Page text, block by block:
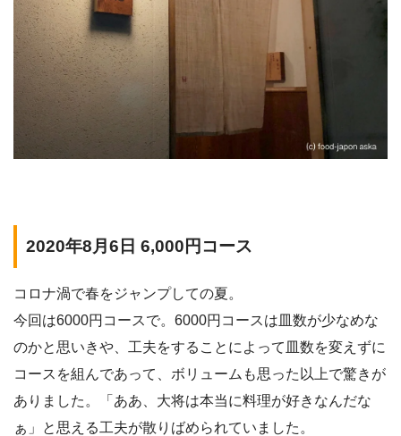
2020年8月6日 6,000円コース
コロナ渦で春をジャンプしての夏。
今回は6000円コースで。6000円コースは皿数が少なめな
のかと思いきや、工夫をすることによって皿数を変えずに
コースを組んであって、ボリュームも思った以上で驚きが
ありました。「ああ、大将は本当に料理が好きなんだな
ぁ」と思える工夫が散りばめられていました。